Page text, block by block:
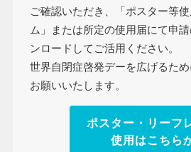
ご確認いただき、「ポスター等
ム」または所定の使用届にて申
ンロードしてご活用ください。
世界自閉症啓発デーを広げるた
お願いいたします。
ポスター・リーフ
使用はこちら